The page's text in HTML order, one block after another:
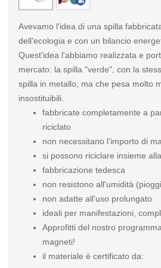
Avevamo l'idea di una spilla
dell'ecologia e con un bilancio
Quest'idea l'abbiamo realizzata e
mercato: la spilla "verde", con la
spilla in metallo, ma che pesa molto
insostituibili.
fabbricate completamente a
riciclato
non necessitano l'importo di
si possono riciclare insieme
fabbricazione tedesca
non resistono all'umidità
non adatte all'uso prolungato
ideali per manifestazioni,
Approfitti del nostro
magneti!
il materiale è certificato da: